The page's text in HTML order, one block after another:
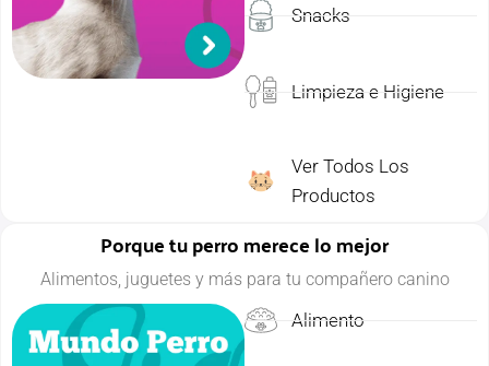
Snacks
Limpieza e Higiene
Ver Todos Los
Productos
Porque tu perro merece lo mejor
Alimentos, juguetes y más para tu compañero canino
Alimento